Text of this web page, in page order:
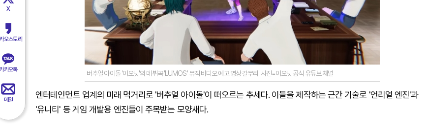
X
오스토리
카오톡
메일
버추얼 아이돌 '이오닛'의 데뷔곡 'LUMOS' 뮤직 비디오 예고 영상 갈무리. 사진=이오닛 공식 유튜브 채널
엔터테인먼트 업계의 미래 먹거리로 '버추얼 아이돌'이 떠오르는 추세다. 이들을 제작하는 근간 기술로 '언리얼 엔진'과
'유니티' 등 게임 개발용 엔진들이 주목받는 모양새다.